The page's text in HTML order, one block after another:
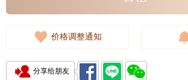
价格调整通知
分享给朋友